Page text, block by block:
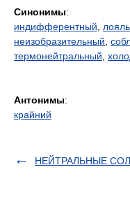
Синонимы:
индифферентный
неизобразительный
термонейтральный
Антонимы:
крайний
НЕЙТРАЛЬНЫЕ